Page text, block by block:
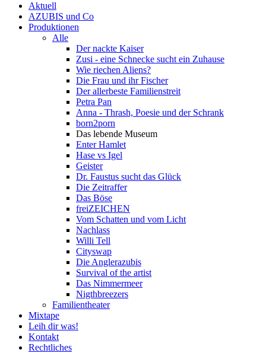
Aktuell
AZUBIS und Co
Produktionen
Alle
Der nackte Kaiser
Zusi - eine Schnecke sucht ein Zuhause
Wie riechen Aliens?
Die Frau und ihr Fischer
Der allerbeste Familienstreit
Petra Pan
Anna - Thrash, Poesie und der Schrank
born2porn
Das lebende Museum
Enter Hamlet
Hase vs Igel
Geister
Dr. Faustus sucht das Glück
Die Zeitraffer
Das Böse
freiZEICHEN
Vom Schatten und vom Licht
Nachlass
Willi Tell
Cityswap
Die Anglerazubis
Survival of the artist
Das Nimmermeer
Nigthbreezers
Familientheater
Mixtape
Leih dir was!
Kontakt
Rechtliches